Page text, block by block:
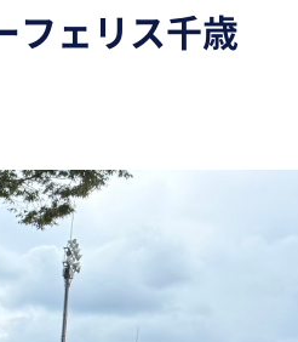
フェリス千歳